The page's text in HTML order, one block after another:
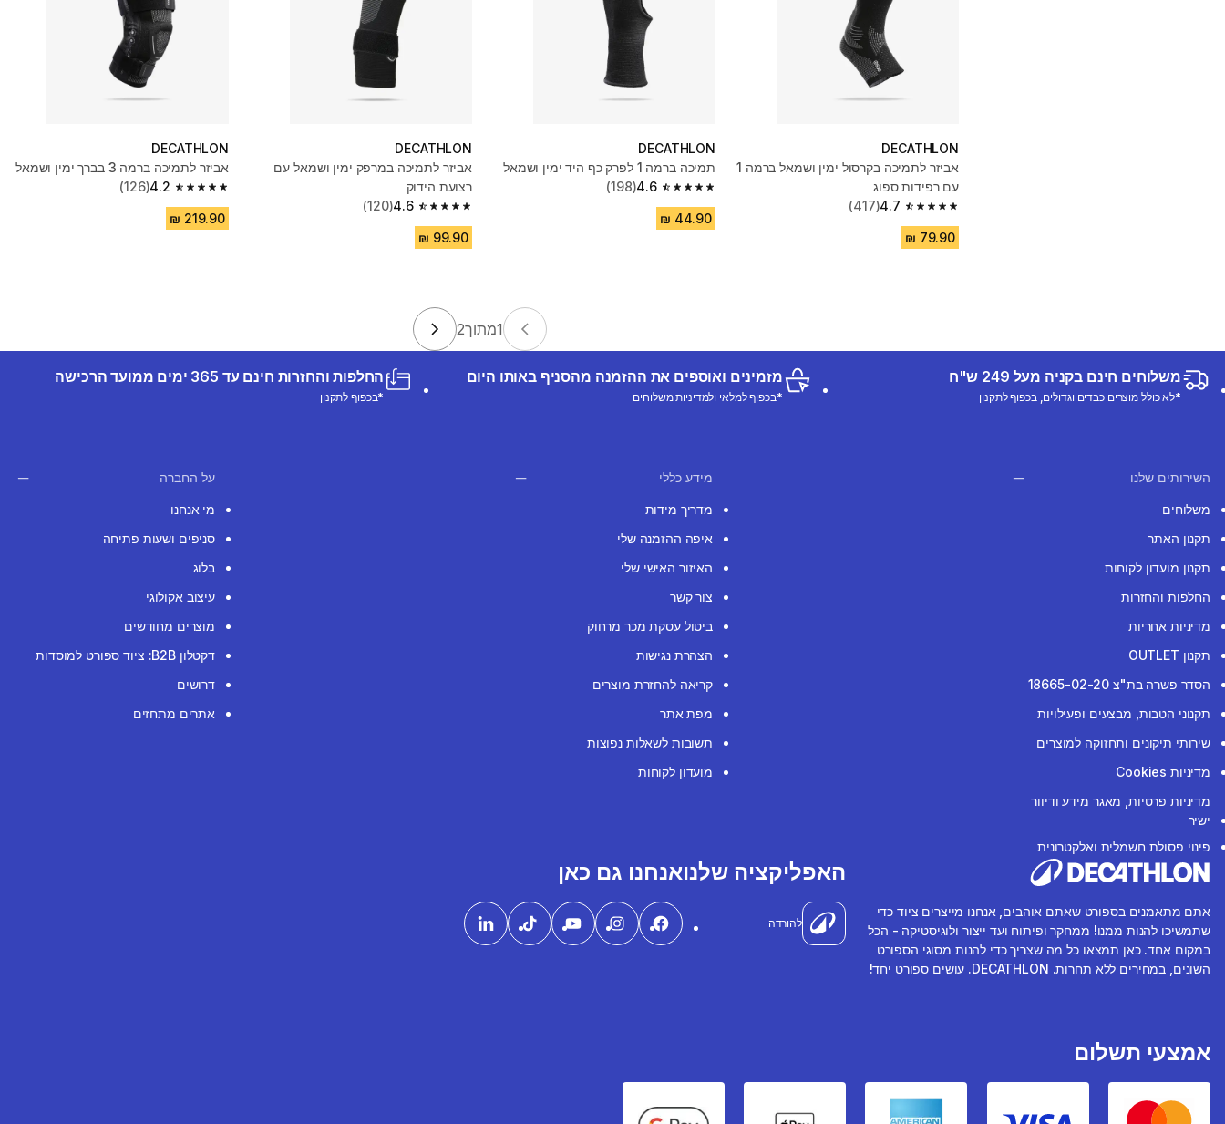
DECATHLON
אביזר לתמיכה בקרסול ימין ושמאל ברמה 1
עם רפידות ספוג
4.7
4.7 out of 5 stars from 417 reviews
(417)
DECATHLON
תמיכה ברמה 1 לפרק כף היד ימין ושמאל
4.6
4.6 out of 5 stars from 198 reviews
(198)
DECATHLON
אביזר לתמיכה במרפק ימין ושמאל עם
רצועת הידוק
4.6
4.6 out of 5 stars from 120 reviews
(120)
DECATHLON
אביזר לתמיכה ברמה 3 בברך ימין ושמאל
4.2
4.2 out of 5 stars from 126 reviews
(126)
1מתוך2
משלוחים חינם בקניה מעל 249 ש"ח
*לא כולל מוצרים כבדים וגדולים, בכפוף לתקנון
מזמינים ואוספים את ההזמנה מהסניף באותו היום
*בכפוף למלאי ולמדיניות משלוחים
החלפות והחזרות חינם עד 365 ימים ממועד הרכישה
*בכפוף לתקנון
השירותים שלנו
משלוחים
תקנון האתר
תקנון מועדון לקוחות
החלפות והחזרות
מדיניות אחריות
תקנון OUTLET
הסדר פשרה בת"צ 18665-02-20
תקנוני הטבות, מבצעים ופעילויות
שירותי תיקונים ותחזוקה למוצרים
מדיניות Cookies
מדיניות פרטיות, מאגר מידע ודיוור
ישיר
פינוי פסולת חשמלית ואלקטרונית
מידע כללי
מדריך מידות
איפה ההזמנה שלי
האיזור האישי שלי
צור קשר
ביטול עסקת מכר מרחוק
הצהרת נגישות
קריאה להחזרת מוצרים
מפת אתר
תשובות לשאלות נפוצות
מועדון לקוחות
על החברה
מי אנחנו
סניפים ושעות פתיחה
בלוג
עיצוב אקולוגי
מוצרים מחודשים
דקטלון B2B: ציוד ספורט למוסדות
דרושים
אתרים מתחזים
אתם מתאמנים בספורט שאתם אוהבים, אנחנו מייצרים ציוד כדי
שתמשיכו להנות ממנו! ממחקר ופיתוח ועד ייצור ולוגיסטיקה - הכל
במקום אחד. כאן תמצאו כל מה שצריך כדי להנות מסוגי הספורט
השונים, במחירים ללא תחרות. DECATHLON. עושים ספורט יחד!
האפליקציה שלנו
להורדה
אנחנו גם כאן
אמצעי תשלום